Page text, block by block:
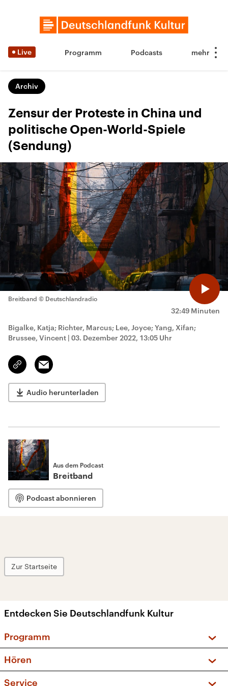
Live Programm Podcasts
Archiv
Zensur der Proteste in China und
politische Open-World-Spiele
(Sendung)
32:49 Minuten
Breitband © Deutschlandradio
Bigalke, Katja; Richter, Marcus; Lee, Joyce; Yang, Xifan;
Brussee, Vincent | 03. Dezember 2022, 13:05 Uhr
Link
kopieren/teilen
Email
Audio herunterladen
Aus dem Podcast
Breitband
Podcast abonnieren
Zur Startseite
Entdecken Sie Deutschlandfunk Kultur
Programm
Sendungen und Podcasts
Hören
Service